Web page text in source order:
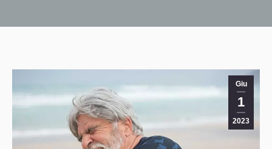
Giu
1
2023